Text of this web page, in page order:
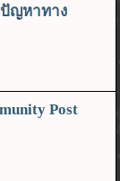
ปัญหาทาง
Post